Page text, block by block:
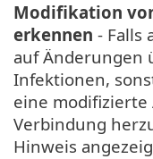
Modifikation
erkennen - Falls
auf Änderungen
Infektionen,
eine
Verbindung
Hinweis